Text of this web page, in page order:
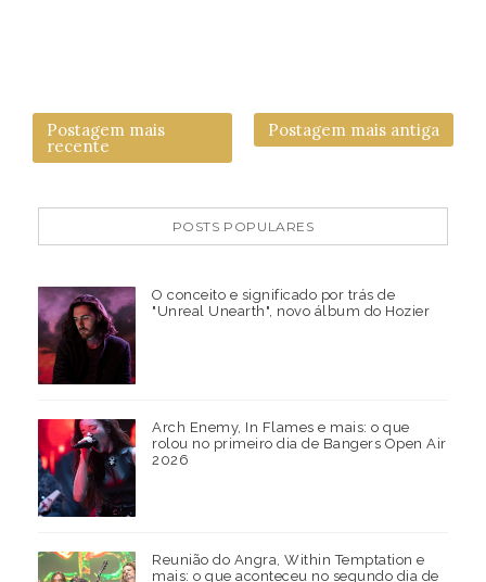
Postagem mais
recente
Postagem mais antiga
POSTS POPULARES
O conceito e significado por trás de
"Unreal Unearth", novo álbum do Hozier
Arch Enemy, In Flames e mais: o que
rolou no primeiro dia de Bangers Open Air
2026
Reunião do Angra, Within Temptation e
mais: o que aconteceu no segundo dia de